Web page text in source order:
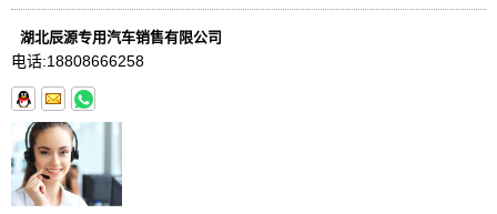
湖北辰源专用汽车销售有限公司
电话:18808666258